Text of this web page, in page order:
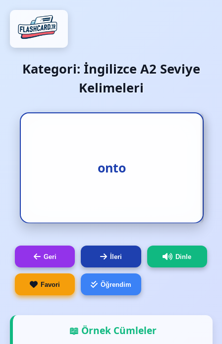
Kategori: İngilizce A2 Seviye
Kelimeleri
onto
[ed.] 3.onto
Geri İleri Dinle
Favori Öğrendim
📖 Örnek Cümleler